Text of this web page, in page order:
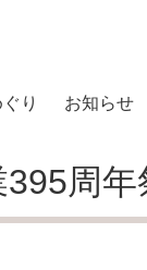
り お知らせ
395周